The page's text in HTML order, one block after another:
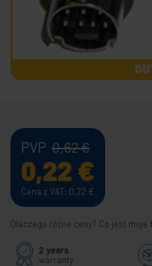
PVP 0,62€
0,22 €
Cena z VAT: 0,22 €
Dlaczego różne ceny? Co jest moje
2 years
warranty